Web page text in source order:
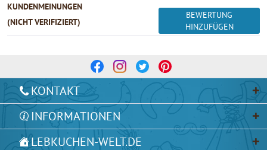
KUNDENMEINUNGEN
(NICHT VERIFIZIERT)
BEWERTUNG
HINZUFÜGEN
KONTAKT
INFORMATIONEN
LEBKUCHEN-WELT.DE